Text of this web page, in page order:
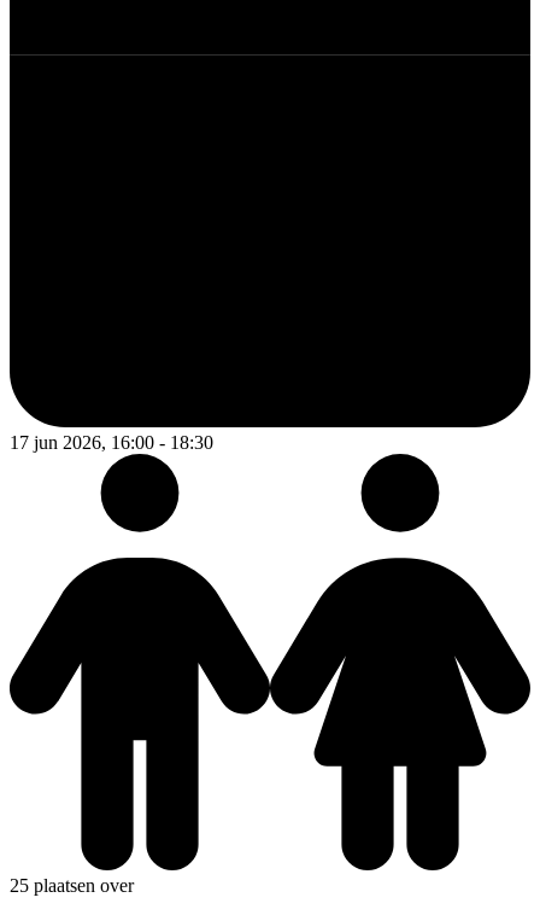
17 jun 2026, 16:00 - 18:30
25 plaatsen over